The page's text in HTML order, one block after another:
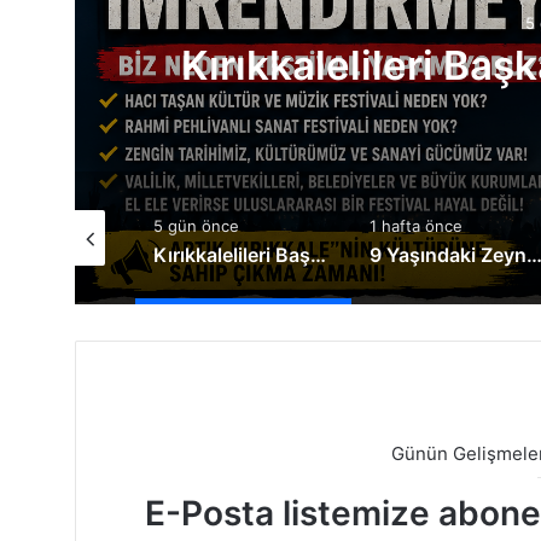
İmrendirmeyin
Kırıkkalelileri Başka İllere İmrendirmeyin
1 hafta önce
9 Yaşındaki Zeynep Yaşama Tutunmak İçin Destek Bekliyor
1 hafta
Günün
E-Posta listemize